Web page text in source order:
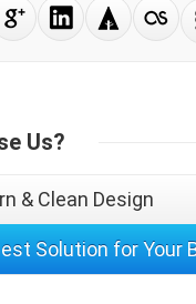
Us?
& Clean Design
Solution for Your